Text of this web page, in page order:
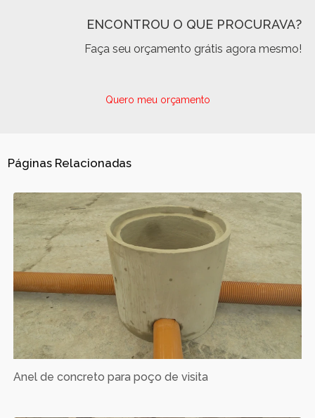
ENCONTROU O QUE PROCURAVA?
Faça seu orçamento grátis agora mesmo!
Quero meu orçamento
Páginas Relacionadas
Anel de concreto para poço de visita